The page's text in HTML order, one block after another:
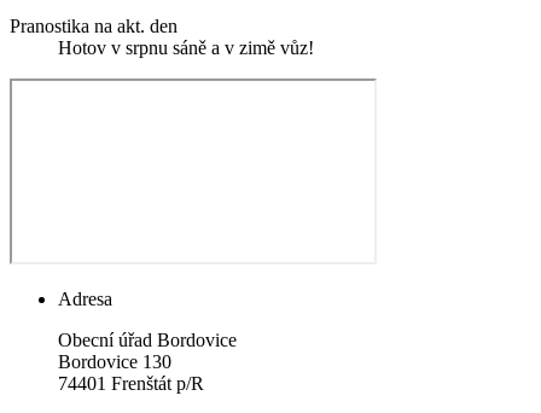
Pranostika na akt. den
Hotov v srpnu sáně a v zimě vůz!
Adresa
Obecní úřad Bordovice
Bordovice 130
74401 Frenštát p/R